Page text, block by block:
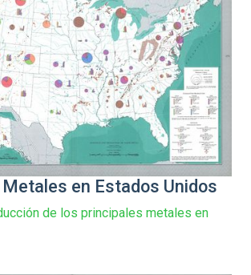
en Estados Unidos
de los principales metales en